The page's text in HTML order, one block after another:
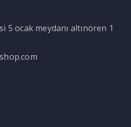
5 ocak meydanı altınören 1